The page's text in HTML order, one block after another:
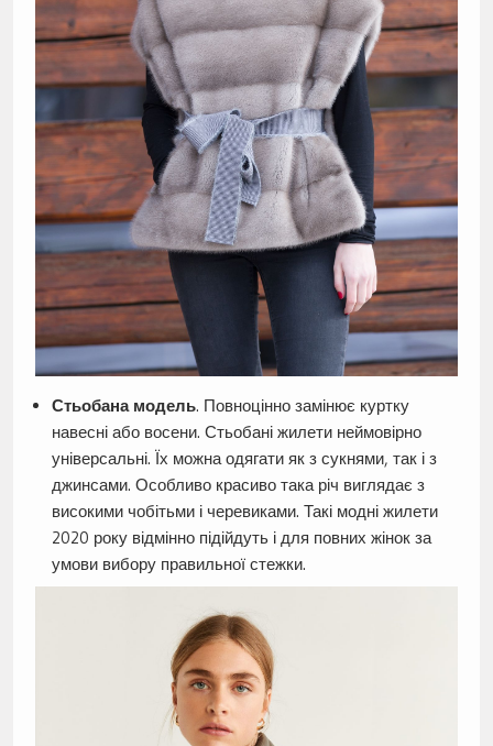
Стьобана модель. Повноцінно замінює куртку
навесні або восени. Стьобані жилети неймовірно
універсальні. Їх можна одягати як з сукнями, так і з
джинсами. Особливо красиво така річ виглядає з
високими чобітьми і черевиками. Такі модні жилети
2020 року відмінно підійдуть і для повних жінок за
умови вибору правильної стежки.